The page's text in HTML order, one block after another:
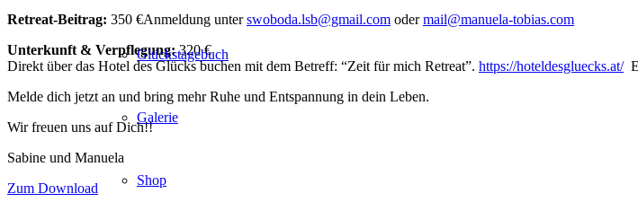
Glückstagebuch
Galerie
Shop
Retreat-Beitrag: 350 €Anmeldung unterswoboda.lsb@gmail.com odermail@manuela-tobias.com
Unterkunft & Verpflegung:320 €
Direkt über das Hotel des Glücks buchen mit dem Betreff: “Zeit für mich Retreat”. https://hoteldesgluecks.at/
Melde dich jetzt an und bring mehr Ruhe und Entspannung in dein Leben.
Wir freuen uns auf Dich!!
Sabine und Manuela
Zum Download